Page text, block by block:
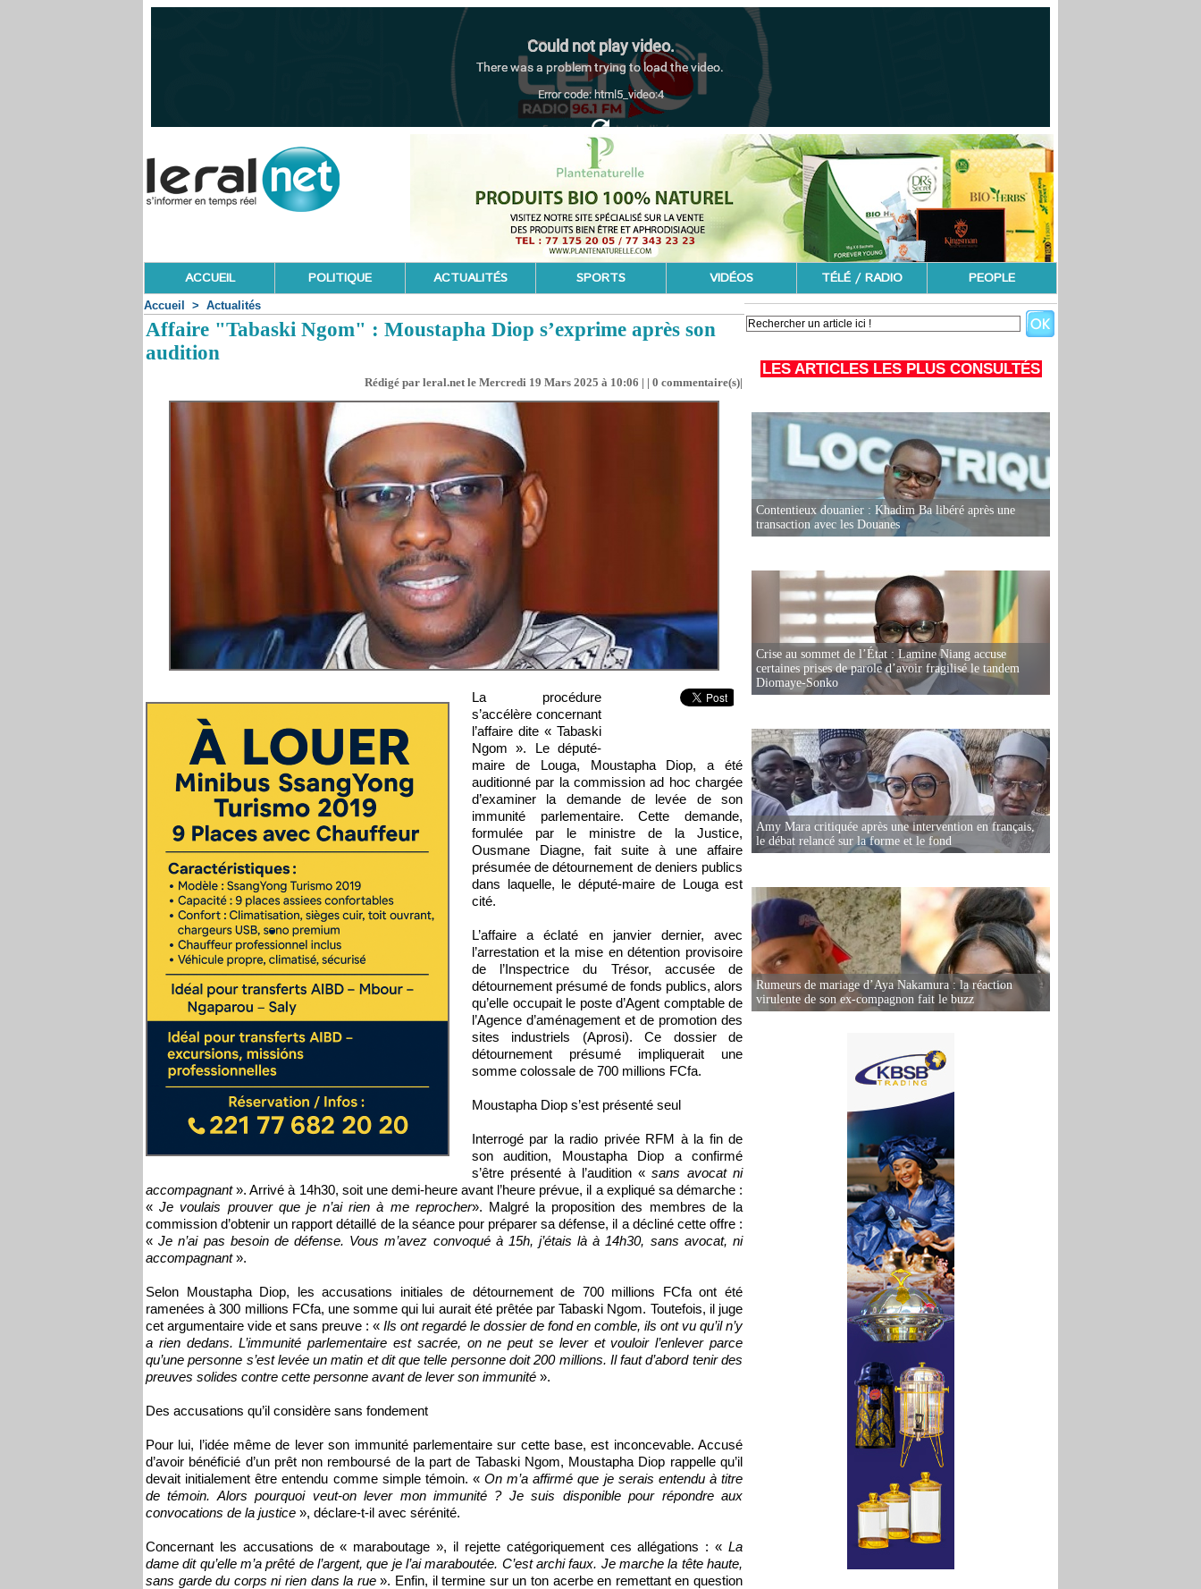
ACCUEIL POLITIQUE ACTUALITÉS SPORTS VIDÉOS TÉLÉ / RADIO PEOPLE
Accueil > Actualités
Affaire "Tabaski Ngom" : Moustapha Diop s’exprime après son
audition
Rédigé par leral.net le Mercredi 19 Mars 2025 à 10:06 | | 0 commentaire(s)|
La procédure
s’accélère concernant
l’affaire dite « Tabaski
Ngom ». Le député-
maire de Louga, Moustapha Diop, a été
auditionné par la commission ad hoc chargée
d’examiner la demande de levée de son
immunité parlementaire. Cette demande,
formulée par le ministre de la Justice,
Ousmane Diagne, fait suite à une affaire
présumée de détournement de deniers publics
dans laquelle, le député-maire de Louga est
cité.
L’affaire a éclaté en janvier dernier, avec
l’arrestation et la mise en détention provisoire
de l’Inspectrice du Trésor, accusée de
détournement présumé de fonds publics, alors
qu’elle occupait le poste d’Agent comptable de
l’Agence d’aménagement et de promotion des
sites industriels (Aprosi). Ce dossier de
détournement présumé impliquerait une
somme colossale de 700 millions FCfa.
Moustapha Diop s’est présenté seul
Interrogé par la radio privée RFM à la fin de
son audition, Moustapha Diop a confirmé
s’être présenté à l’audition «sans avocat ni
accompagnant». Arrivé à 14h30, soit une demi-heure avant l’heure prévue, il a expliqué sa démarche :
« Je voulais prouver que je n’ai rien à me reprocher». Malgré la proposition des membres de la
commission d’obtenir un rapport détaillé de la séance pour préparer sa défense, il a décliné cette offre :
« Je n’ai pas besoin de défense. Vous m’avez convoqué à 15h, j’étais là à 14h30, sans avocat, ni
accompagnant».
Selon Moustapha Diop, les accusations initiales de détournement de 700 millions FCfa ont été
ramenées à 300 millions FCfa, une somme qui lui aurait été prêtée par Tabaski Ngom. Toutefois, il juge
cet argumentaire vide et sans preuve : « Ils ont regardé le dossier de fond en comble, ils ont vu qu’il n’y
a rien dedans. L’immunité parlementaire est sacrée, on ne peut se lever et vouloir l’enlever parce
qu’une personne s’est levée un matin et dit que telle personne doit 200 millions. Il faut d’abord tenir des
preuves solides contre cette personne avant de lever son immunité ».
Des accusations qu’il considère sans fondement
Pour lui, l’idée même de lever son immunité parlementaire sur cette base, est inconcevable. Accusé
d’avoir bénéficié d’un prêt non remboursé de la part de Tabaski Ngom, Moustapha Diop rappelle qu’il
devait initialement être entendu comme simple témoin. « On m’a affirmé que je serais entendu à titre
de témoin. Alors pourquoi veut-on lever mon immunité ? Je suis disponible pour répondre aux
convocations de la justice », déclare-t-il avec sérénité.
Concernant les accusations de « maraboutage », il rejette catégoriquement ces allégations : « La
dame dit qu’elle m’a prêté de l’argent, que je l’ai maraboutée. C’est archi faux. Je marche la tête haute,
sans garde du corps ni rien dans la rue». Enfin, il termine sur un ton acerbe en remettant en question
LES ARTICLES LES PLUS CONSULTÉS
Contentieux douanier : Khadim Ba libéré après une
transaction avec les Douanes
Crise au sommet de l’État : Lamine Niang accuse
certaines prises de parole d’avoir fragilisé le tandem
Diomaye-Sonko
Amy Mara critiquée après une intervention en français,
le débat relancé sur la forme et le fond
Rumeurs de mariage d’Aya Nakamura : la réaction
virulente de son ex-compagnon fait le buzz